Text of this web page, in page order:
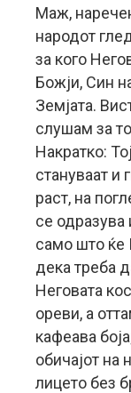
Маж,
народот
за кого
Божји, Син
Земјата.
слушам за
Накратко:
стануваат и
раст, на
се одразува
само што ќе
дека треба
Неговата
ореви, а
кафеава
обичајот на
лицето без